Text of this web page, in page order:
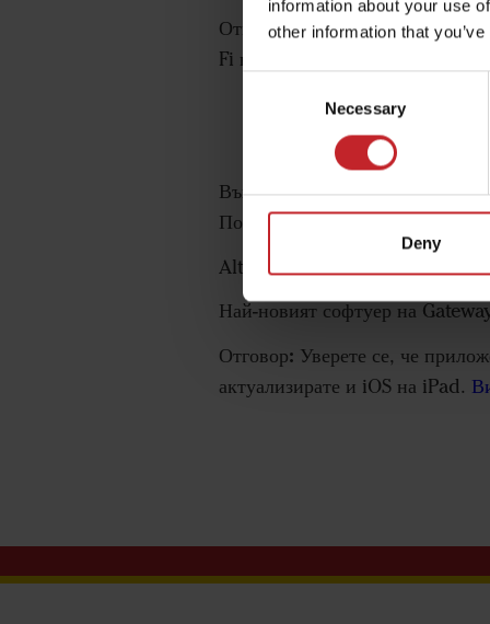
information about your use
other information that
Necessary
Deny
Отговор:Неуспешна
Fi връзката е силна и опитайте
Въпрос:Получавам съобщения
Помогнете ми!!!
Alt.
Най-новият софтуер на
Отговор: Уверете се, че
актуализирате и iOS на iPad.